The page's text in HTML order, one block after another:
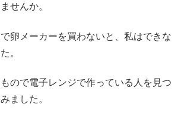
せんか。
卵メーカーを買わないと、私はできな
。
ので電子レンジで作っている人を見つ
ました。